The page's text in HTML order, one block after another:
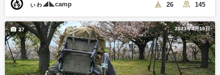
ぃゎ◢◣camp 26 145
2023年4月10日
27